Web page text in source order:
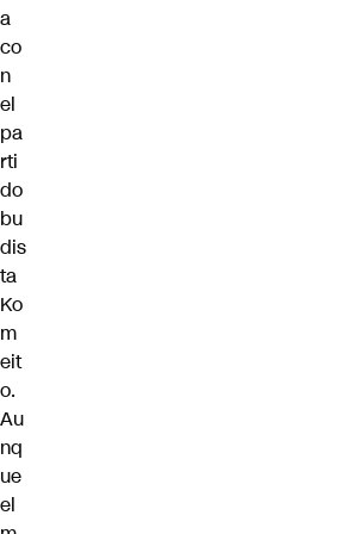
a
co
n
el
pa
rti
do
bu
dis
ta
Ko
m
eit
o.
Au
nq
ue
el